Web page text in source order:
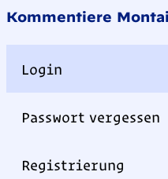
Kommentiere
Login
Passwort vergessen
Registrierung